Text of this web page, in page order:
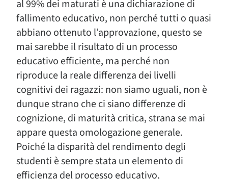
al 99% dei maturati è una dichiarazione di
fallimento educativo, non perché tutti o quasi
abbiano ottenuto l’approvazione, questo se
mai sarebbe il risultato di un processo
educativo efficiente, ma perché non
riproduce la reale differenza dei livelli
cognitivi dei ragazzi: non siamo uguali, non è
dunque strano che ci siano differenze di
cognizione, di maturità critica, strana se mai
appare questa omologazione generale.
Poiché la disparità del rendimento degli
studenti è sempre stata un elemento di
efficienza del processo educativo,